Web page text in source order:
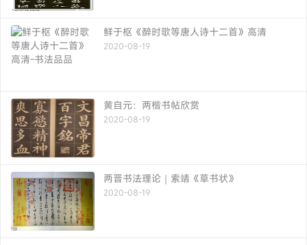
鲜于枢《醉时歌等唐人诗十二首》高清
2020-08-19
黄自元：两楷书帖欣赏
2020-08-19
两晋书法理论｜索靖《草书状》
2020-08-19